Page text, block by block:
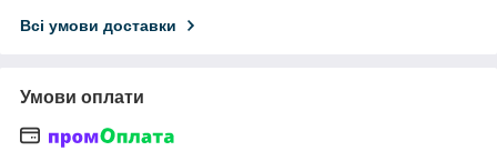
Всі умови доставки
Умови оплати